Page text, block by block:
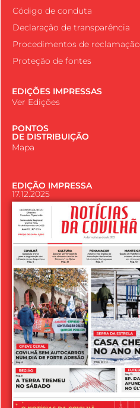
Código de conduta
Declaração de transparência
Procedimentos de reclamação
Proteção de fontes
EDIÇÕES IMPRESSAS
Ver Edições
PONTOS
DE DISTRIBUIÇÃO
Mapa
EDIÇÃO IMPRESSA
17.12.2025